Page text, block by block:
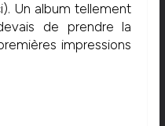
Un album tellement
de prendre la
impressions